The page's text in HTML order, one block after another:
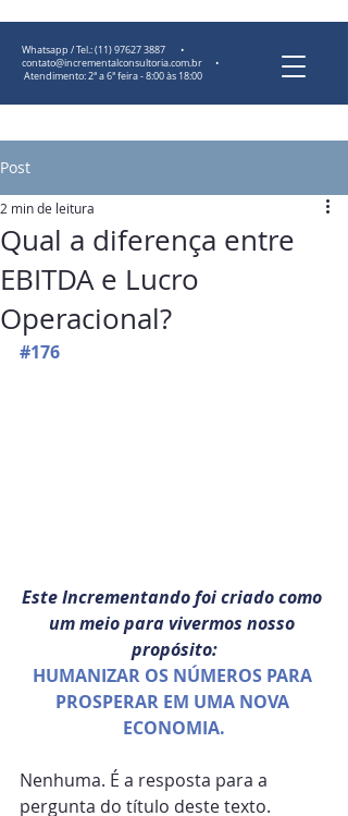
Whatsapp / Tel.:(11) 97627 3887 •
contato@incrementalconsultoria.com.br •
Atendimento: 2ª a 6ª feira - 8:00 às 18:00
Post
Qual a diferença entre
EBITDA e Lucro
Operacional?
2 min de leitura
#176
Este Incrementando foi criado como
um meio para vivermos nosso
propósito:
HUMANIZAR OS NÚMEROS PARA
PROSPERAR EM UMA NOVA
ECONOMIA.
Nenhuma. É a resposta para a
pergunta do título deste texto.